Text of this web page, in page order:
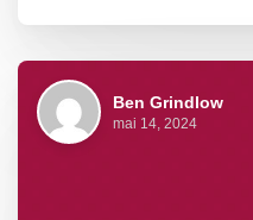
Ben Grindlow
mai 14, 2024